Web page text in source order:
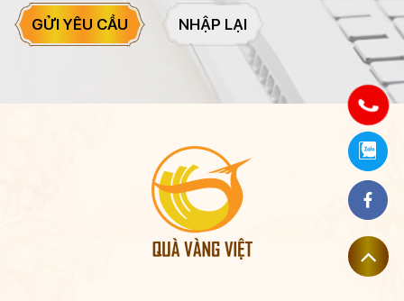
GỬI YÊU CẦU NHẬP LẠI